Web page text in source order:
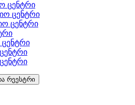
ცენტრი
ცენტრი
ცენტრი
რეესტრი